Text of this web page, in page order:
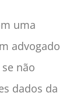
uma
advogado
não
dados da